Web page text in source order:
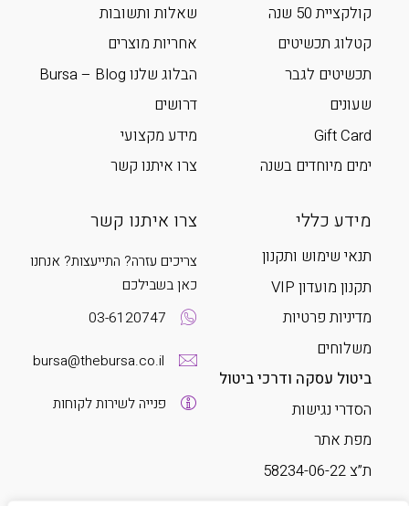
קולקציית 50 שנה
קטלוג תכשיטים
תכשיטים לגבר
שעונים
Gift Card
ימים מיוחדים בשנה
שאלות ותשובות
אחריות מוצרים
הבלוג שלנו Bursa – Blog
דרושים
מידע מקצועי
צרו איתנו קשר
מידע כללי
תנאי שימוש ותקנון
תקנון מועדון VIP
מדיניות פרטיות
משלוחים
ביטול עסקה ודרכי ביטול
הסדרי נגישות
מפת אתר
ת”צ 58234-06-22
צרו איתנו קשר
צריכים עזרה? התייעצות? אנחנו
כאן בשבילכם
03-6120747
bursa@thebursa.co.il
פנייה לשירות לקוחות